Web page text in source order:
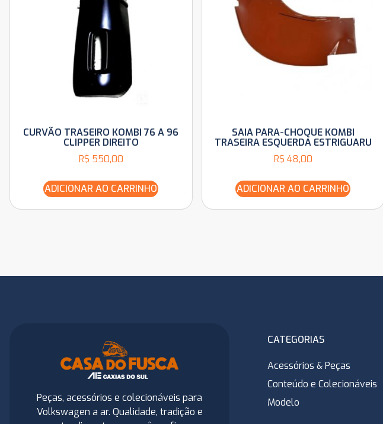
CURVÃO TRASEIRO KOMBI 76 A 96
CLIPPER DIREITO
R$ 550,00
ADICIONAR AO CARRINHO
SAIA PARA-CHOQUE KOMBI
TRASEIRA ESQUERDA ESTRIGUARU
R$ 48,00
ADICIONAR AO CARRINHO
Peças, acessórios e colecionáveis para
Volkswagen a ar. Qualidade, tradição e
CATEGORIAS
Acessórios & Peças
Conteúdo e Colecionáveis
Modelo